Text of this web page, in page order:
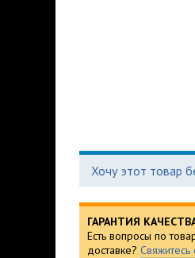
Хочу этот товар
ГАРАНТИЯ
Есть вопросы по
доставке? Свяжитесь